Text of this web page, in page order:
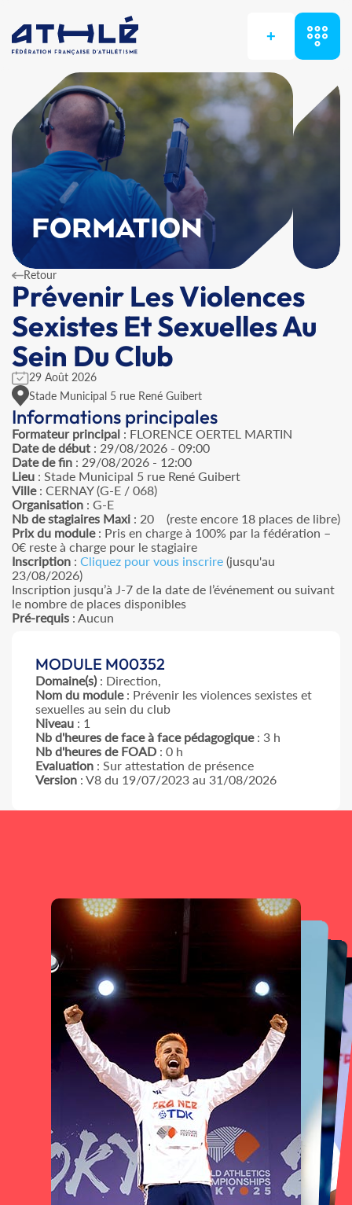
+
FORMATION
Retour
Prévenir Les Violences
Sexistes Et Sexuelles Au
Sein Du Club
29 Août 2026
Stade Municipal 5 rue René Guibert
Informations principales
Formateur principal : FLORENCE OERTEL MARTIN
Date de début : 29/08/2026 - 09:00
Date de fin : 29/08/2026 - 12:00
Lieu : Stade Municipal 5 rue René Guibert
Ville: CERNAY (G-E / 068)
Organisation : G-E
Nb de stagiaires Maxi : 20 (reste encore 18 places de libre)
Prix du module: Pris en charge à 100% par la fédération –
0€ reste à charge pour le stagiaire
Inscription : Cliquez pour vous inscrire (jusqu'au
23/08/2026)
Inscription jusqu’à J-7 de la date de l’événement ou suivant
le nombre de places disponibles
Pré-requis : Aucun
MODULE M00352
Domaine(s): Direction,
Nom du module: Prévenir les violences sexistes et
sexuelles au sein du club
Niveau : 1
Nb d'heures de face à face pédagogique: 3 h
Nb d'heures de FOAD : 0 h
Evaluation : Sur attestation de présence
Version : V8 du 19/07/2023 au 31/08/2026